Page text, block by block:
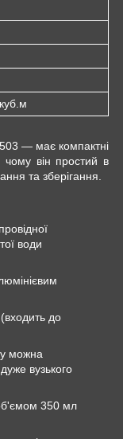
— має компактні
чому він простий в
та зберігання.
води
до
можна
вузького
350 мл